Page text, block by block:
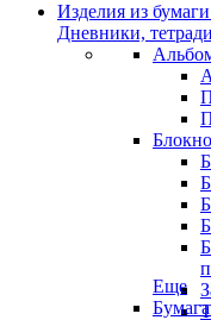
Изделия из
Дневники,
Еще